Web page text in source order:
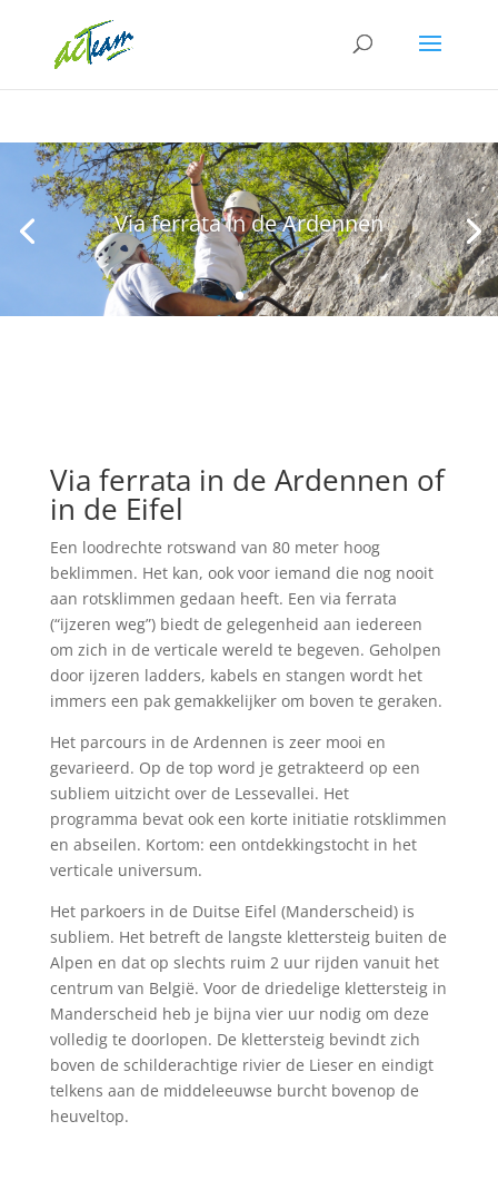
Via ferrata in de Ardennen
Via ferrata in de Ardennen of
in de Eifel
Een loodrechte rotswand van 80 meter hoog
beklimmen. Het kan, ook voor iemand die nog nooit
aan rotsklimmen gedaan heeft. Een via ferrata
(“ijzeren weg”) biedt de gelegenheid aan iedereen
om zich in de verticale wereld te begeven. Geholpen
door ijzeren ladders, kabels en stangen wordt het
immers een pak gemakkelijker om boven te geraken.
Het parcours in de Ardennen is zeer mooi en
gevarieerd. Op de top word je getrakteerd op een
subliem uitzicht over de Lessevallei. Het
programma bevat ook een korte initiatie rotsklimmen
en abseilen. Kortom: een ontdekkingstocht in het
verticale universum.
Het parkoers in de Duitse Eifel (Manderscheid) is
subliem. Het betreft de langste klettersteig buiten de
Alpen en dat op slechts ruim 2 uur rijden vanuit het
centrum van België. Voor de driedelige klettersteig in
Manderscheid heb je bijna vier uur nodig om deze
volledig te doorlopen. De klettersteig bevindt zich
boven de schilderachtige rivier de Lieser en eindigt
telkens aan de middeleeuwse burcht bovenop de
heuveltop.